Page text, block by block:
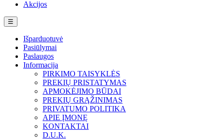
Akcijos
Perjungti
navigaciją
☰
Išparduotuvė
Pasiūlymai
Paslaugos
Informacija
PIRKIMO TAISYKLĖS
PREKIŲ PRISTATYMAS
APMOKĖJIMO BŪDAI
PREKIŲ GRĄŽINIMAS
PRIVATUMO POLITIKA
APIE ĮMONĘ
KONTAKTAI
D.U.K.